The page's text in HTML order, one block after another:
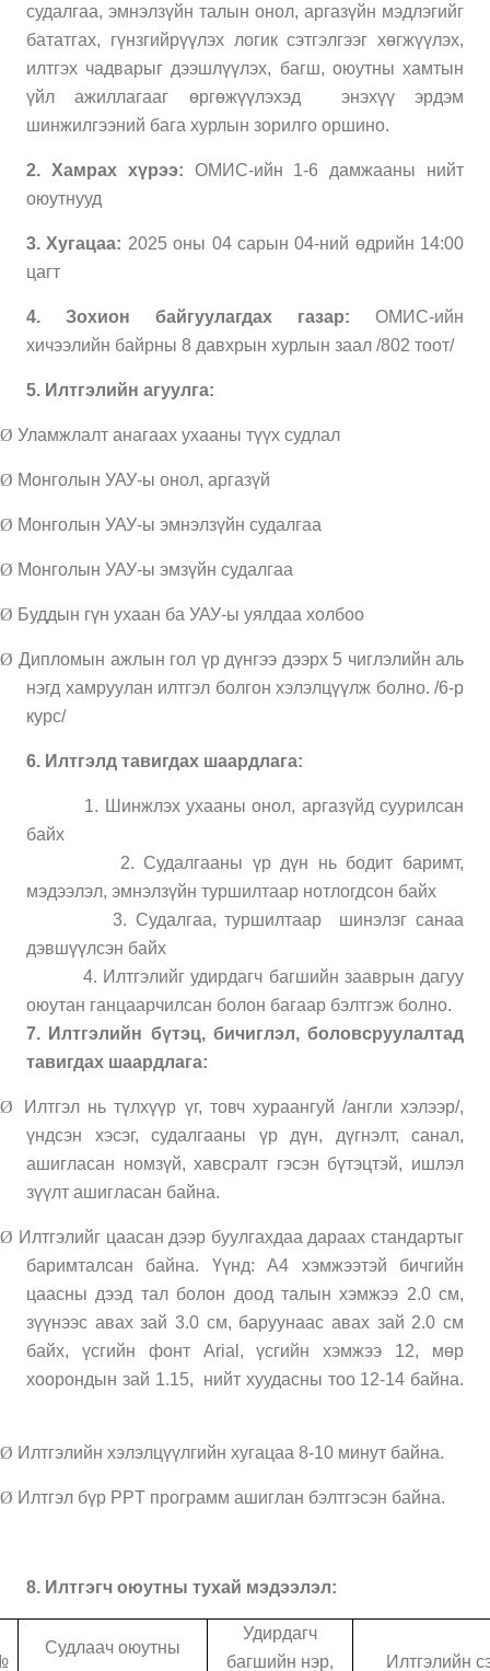
судалгаа, эмнэлзүйн талын онол, аргазүйн мэдлэгийг
бататгах, гүнзгийрүүлэх логик сэтгэлгээг хөгжүүлэх,
илтгэх чадварыг дээшлүүлэх, багш, оюутны хамтын
үйл ажиллагааг өргөжүүлэхэд
энэхүү эрдэм
шинжилгээний бага хурлын зорилго оршино.
2. Хамрах хүрээ: ОМИС-ийн
1-6 дамжааны нийт
оюутнууд
3. Хугацаа: 2025 оны 04 сарын 04-ний өдрийн 14:00
цагт
4. Зохион байгуулагдах газар: ОМИС-ийн
хичээлийн байрны 8 давхрын хурлын заал /802 тоот/
5. Илтгэлийн агуулга:
Ø Уламжлалт анагаах ухааны түүх судлал
Ø Монголын УАУ-ы онол, аргазүй
Ø Монголын УАУ-ы эмнэлзүйн судалгаа
Ø Монголын УАУ-ы эмзүйн судалгаа
Ø Буддын гүн ухаан ба УАУ-ы уялдаа холбоо
Ø Дипломын ажлын гол үр дүнгээ дээрх 5 чиглэлийн аль
нэгд хамруулан илтгэл болгон хэлэлцүүлж болно. /6-р
курс/
6. Илтгэлд тавигдах шаардлага:
1. Шинжлэх ухааны онол, аргазүйд суурилсан
байх
2. Судалгааны үр дүн нь бодит баримт,
мэдээлэл, эмнэлзүйн туршилтаар нотлогдсон байх
3. Судалгаа, туршилтаар
шинэлэг санаа
дэвшүүлсэн байх
4. Илтгэлийг удирдагч багшийн зааврын дагуу
оюутан ганцаарчилсан болон багаар бэлтгэж болно.
7. Илтгэлийн бүтэц, бичиглэл, боловсруулалтад
тавигдах шаардлага:
Ø
Илтгэл нь түлхүүр үг, товч хураангуй /англи хэлээр/,
үндсэн хэсэг, судалгааны үр дүн, дүгнэлт, санал,
ашигласан номзүй, хавсралт гэсэн бүтэцтэй, ишлэл
зүүлт ашигласан байна.
Ø Илтгэлийг цаасан дээр буулгахдаа дараах стандартыг
баримталсан байна. Үүнд: А4 хэмжээтэй бичгийн
цаасны дээд тал болон доод талын хэмжээ 2.0 см,
зүүнээс авах зай 3.0 см, баруунаас авах зай 2.0 см
байх, үсгийн фонт Arial, үсгийн хэмжээ 12, мөр
хоорондын зай 1.15,
нийт хуудасны тоо 12-14 байна.
Ø Илтгэлийн хэлэлцүүлгийн хугацаа 8-10 минут байна.
Ø Илтгэл бүр PPT программ ашиглан бэлтгэсэн байна.
8. Илтгэгч оюутны тухай мэдээлэл:
Судлаач оюутны
Удирдагч
багшийн нэр,
Илтгэлийн